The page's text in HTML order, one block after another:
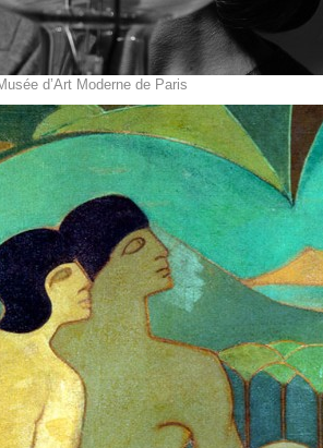
d’Art Moderne de Paris